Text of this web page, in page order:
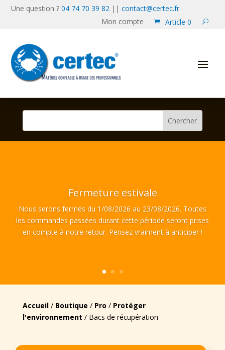
Une question ?04 74 70 39 82 ||contact@certec.fr
Mon compte
Article 0
Fermeture estivale
Nous serons fermés du 1/08/2026 au 23/08/2026. Toutes
les commandes passées durant cette période seront prises
en compte à notre retour. Pensez vraiment à anticiper !
Accueil/ Boutique / Pro / Protéger
l'environnement / Bacs de récupération